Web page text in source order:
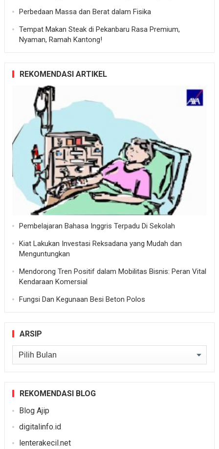
Perbedaan Massa dan Berat dalam Fisika
Tempat Makan Steak di Pekanbaru Rasa Premium,
Nyaman, Ramah Kantong!
REKOMENDASI ARTIKEL
Pembelajaran Bahasa Inggris Terpadu Di Sekolah
Kiat Lakukan Investasi Reksadana yang Mudah dan
Menguntungkan
Mendorong Tren Positif dalam Mobilitas Bisnis: Peran Vital
Kendaraan Komersial
Fungsi Dan Kegunaan Besi Beton Polos
ARSIP
Arsip
REKOMENDASI BLOG
Blog Ajip
digitalinfo.id
lenterakecil.net